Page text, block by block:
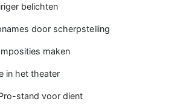
belichten
door scherpstelling
maken
in het theater
stand voor dient